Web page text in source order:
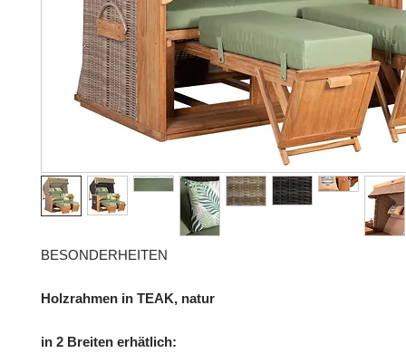
BESONDERHEITEN
Holzrahmen in TEAK, natur
in 2 Breiten erhätlich: